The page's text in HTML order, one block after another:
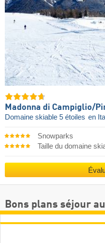
Madonna di Campiglio/​
Domaine skiable 5 étoiles en
Snowparks
Taille du domaine
Bons plans séjour